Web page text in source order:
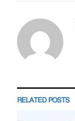
RELATED POSTS